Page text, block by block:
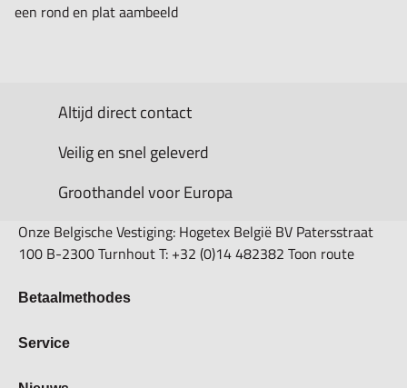
een rond en plat aambeeld
Altijd direct contact
Veilig en snel geleverd
Groothandel voor Europa
Onze Belgische Vestiging: Hogetex België BV Patersstraat
100 B-2300 Turnhout T: +32 (0)14 482382 Toon route
Betaalmethodes
Bestellen & Betalen
Service
Over Hogetex